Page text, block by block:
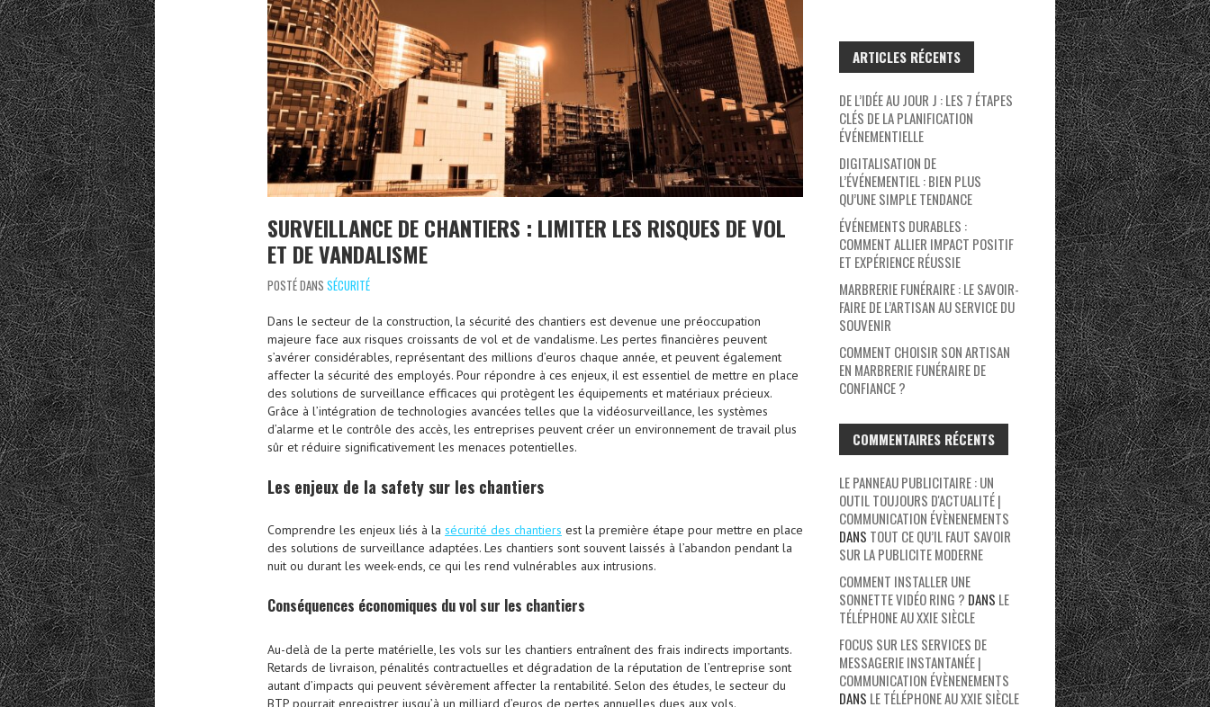
SURVEILLANCE DE CHANTIERS : LIMITER LES RISQUES DE VOL
ET DE VANDALISME
POSTÉ DANS SÉCURITÉ
Dans le secteur de la construction, la sécurité des chantiers est devenue une préoccupation
majeure face aux risques croissants de vol et de vandalisme. Les pertes financières peuvent
s’avérer considérables, représentant des millions d’euros chaque année, et peuvent également
affecter la sécurité des employés. Pour répondre à ces enjeux, il est essentiel de mettre en place
des solutions de surveillance efficaces qui protègent les équipements et matériaux précieux.
Grâce à l’intégration de technologies avancées telles que la vidéosurveillance, les systèmes
d’alarme et le contrôle des accès, les entreprises peuvent créer un environnement de travail plus
sûr et réduire significativement les menaces potentielles.
Les enjeux de la safety sur les chantiers
Comprendre les enjeux liés à la sécurité des chantiers est la première étape pour mettre en place
des solutions de surveillance adaptées. Les chantiers sont souvent laissés à l’abandon pendant la
nuit ou durant les week-ends, ce qui les rend vulnérables aux intrusions.
Conséquences économiques du vol sur les chantiers
Au-delà de la perte matérielle, les vols sur les chantiers entraînent des frais indirects importants.
Retards de livraison, pénalités contractuelles et dégradation de la réputation de l’entreprise sont
autant d’impacts qui peuvent sévèrement affecter la rentabilité. Selon des études, le secteur du
BTP pourrait enregistrer jusqu’à un milliard d’euros de pertes annuelles dues aux vols.
ARTICLES RÉCENTS
DE L’IDÉE AU JOUR J : LES 7 ÉTAPES
CLÉS DE LA PLANIFICATION
ÉVÉNEMENTIELLE
DIGITALISATION DE
L’ÉVÉNEMENTIEL : BIEN PLUS
QU’UNE SIMPLE TENDANCE
ÉVÉNEMENTS DURABLES :
COMMENT ALLIER IMPACT POSITIF
ET EXPÉRIENCE RÉUSSIE
MARBRERIE FUNÉRAIRE : LE SAVOIR-
FAIRE DE L’ARTISAN AU SERVICE DU
SOUVENIR
COMMENT CHOISIR SON ARTISAN
EN MARBRERIE FUNÉRAIRE DE
CONFIANCE ?
COMMENTAIRES RÉCENTS
LE PANNEAU PUBLICITAIRE : UN
OUTIL TOUJOURS D'ACTUALITÉ |
COMMUNICATION ÉVÈNENEMENTS
DANS TOUT CE QU’IL FAUT SAVOIR
SUR LA PUBLICITE MODERNE
COMMENT INSTALLER UNE
SONNETTE VIDÉO RING ? DANS LE
TÉLÉPHONE AU XXIE SIÈCLE
FOCUS SUR LES SERVICES DE
MESSAGERIE INSTANTANÉE |
COMMUNICATION ÉVÈNENEMENTS
DANS LE TÉLÉPHONE AU XXIE SIÈCLE